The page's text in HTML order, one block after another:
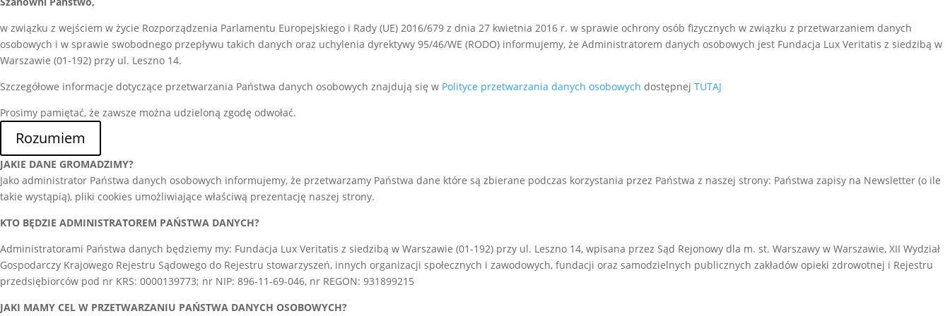
w związku z wejściem w życie Rozporządzenia Parlamentu Europejskiego i Rady (UE) 2016/679 z dnia 27 kwietnia 2016 r. w sprawie ochrony osób fizycznych w związku z przetwarzaniem danych
osobowych i w sprawie swobodnego przepływu takich danych oraz uchylenia dyrektywy 95/46/WE (RODO) informujemy, że Administratorem danych osobowych jest Fundacja Lux Veritatis z siedzibą w
Warszawie (01-192) przy ul. Leszno 14.
Szczegółowe informacje dotyczące przetwarzania Państwa danych osobowych znajdują się w Polityce przetwarzania danych osobowych dostępnej TUTAJ
Prosimy pamiętać, że zawsze można udzieloną zgodę odwołać.
Rozumiem
JAKIE DANE GROMADZIMY?
Jako administrator Państwa danych osobowych informujemy, że przetwarzamy Państwa dane które są zbierane podczas korzystania przez Państwa z naszej strony: Państwa zapisy na Newsletter (o ile
takie wystąpią), pliki cookies umożliwiające właściwą prezentację naszej strony.
KTO BĘDZIE ADMINISTRATOREM PAŃSTWA DANYCH?
Administratorami Państwa danych będziemy my: Fundacja Lux Veritatis z siedzibą w Warszawie (01-192) przy ul. Leszno 14, wpisana przez Sąd Rejonowy dla m. st. Warszawy w Warszawie, XII Wydział
Gospodarczy Krajowego Rejestru Sądowego do Rejestru stowarzyszeń, innych organizacji społecznych i zawodowych, fundacji oraz samodzielnych publicznych zakładów opieki zdrowotnej i Rejestru
przedsiębiorców pod nr KRS: 0000139773; nr NIP: 896-11-69-046, nr REGON: 931899215
JAKI MAMY CEL W PRZETWARZANIU PAŃSTWA DANYCH OSOBOWYCH?